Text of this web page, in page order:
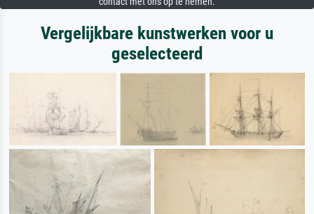
Vergelijkbare kunstwerken voor u
geselecteerd